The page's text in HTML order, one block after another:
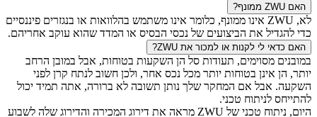
האם ZWU ממונף?
לא, ZWU אינו ממונף, כלומר אינו משתמש בהלוואות או בנגזרים פיננסיים
כדי להגדיל את הביצועים של נכסי הבסיס או המדד שהוא עוקב אחריהם.
האם כדאי לי לקנות או למכור את ZWU
?
במובנים מסוימים, תעודות סל הן השקעות בטוחות, אבל במובן הרחב
יותר, הן אינן בטוחות יותר מכל נכס אחר, ולכן חשוב לנתח קרן לפני
השקעה. אבל אם המחקר שלך נותן תשובה לא ברורה, אתה תמיד יכול
להתייחס לניתוח טכני.
היום, ניתוח טכני של ZWU מראה את דירוג המכירה והדירוג שלה לשבוע